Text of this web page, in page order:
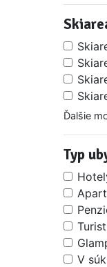
Ďalšie
Typ
V